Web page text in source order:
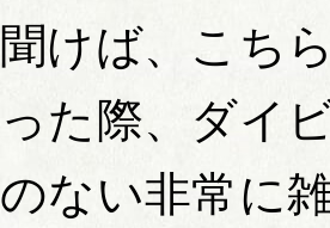
聞けば、こち
った際、ダイ
のない非常に